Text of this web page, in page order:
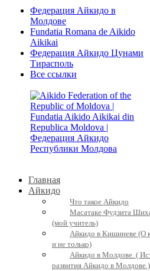
Федерация Айкидо в
Молдове
Fundatia Romana de Aikido
Aikikai
Федерация Айкидо Цунами
Тирасполь
Все ссылки
Главная
Айкидо
Что такое Айкидо
Масатаке Фудзита
(мой учитель)
Айкидо в Кишиневе (О
и не только)
Айкидо в Молдове. (
развития Айкидо в Молдове.)